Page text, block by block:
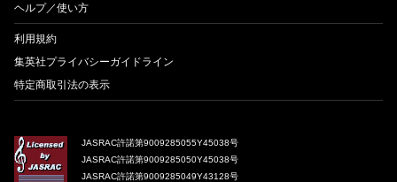
ヘルプ／使い方
利用規約
集英社プライバシーガイドライン
特定商取引法の表示
JASRAC許諾第9009285055Y45038号
JASRAC許諾第9009285050Y45038号
JASRAC許諾第9009285049Y43128号